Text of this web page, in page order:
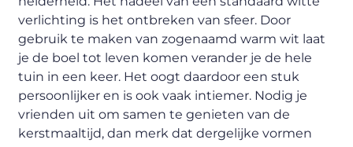
verlichting is het ontbreken van sfeer. Door
gebruik te maken van zogenaamd warm wit laat
je de boel tot leven komen verander je de hele
tuin in een keer. Het oogt daardoor een stuk
persoonlijker en is ook vaak intiemer. Nodig je
vrienden uit om samen te genieten van de
kerstmaaltijd, dan merk dat dergelijke vormen